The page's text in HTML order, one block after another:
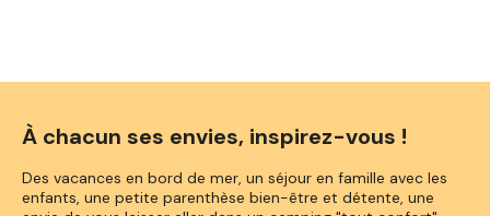
À chacun ses envies, inspirez-vous !
Des vacances en bord de mer, un séjour en famille avec les
enfants, une petite parenthèse bien-être et détente, une